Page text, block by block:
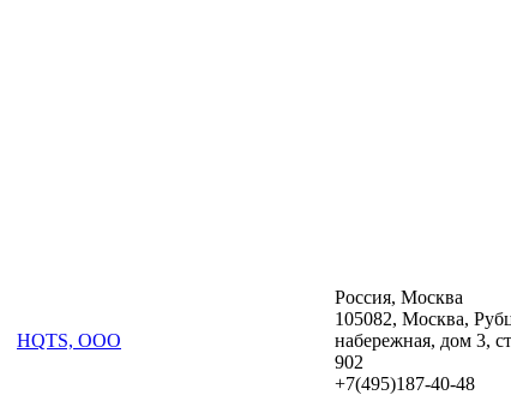
HQTS, ООО
Россия, Москва
105082, Москва,
набережная, дом 3,
902
‪+7(495)187-40-48‬‬‬‬